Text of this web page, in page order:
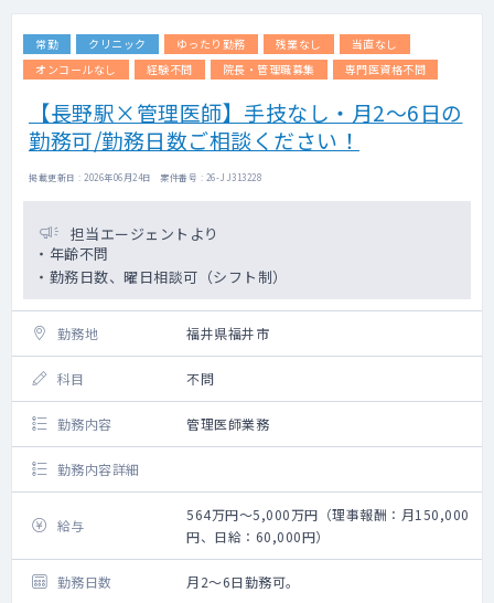
常勤 クリニック ゆったり勤務 残業なし
当直なし
オンコールなし
経験不問 院長・管理職募集 専門医資格不問
【長野駅×管理医師】手技なし・月2～6日の
勤務可/勤務日数ご相談ください！
掲載更新日 : 2026年06月24日 案件番号 : 26-JJ313228
担当エージェントより
・年齢不問
・勤務日数、曜日相談可（シフト制）
勤務地 福井県福井市
科目 不問
勤務内容 管理医師業務
勤務内容詳細
給与
564万円～5,000万円（理事報酬：月150,000
円、日給：60,000円）
勤務日数 月2～6日勤務可。